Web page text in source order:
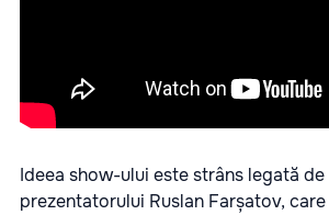
Ideea show-ului este strâns legată
prezentatorului Ruslan Farșatov,